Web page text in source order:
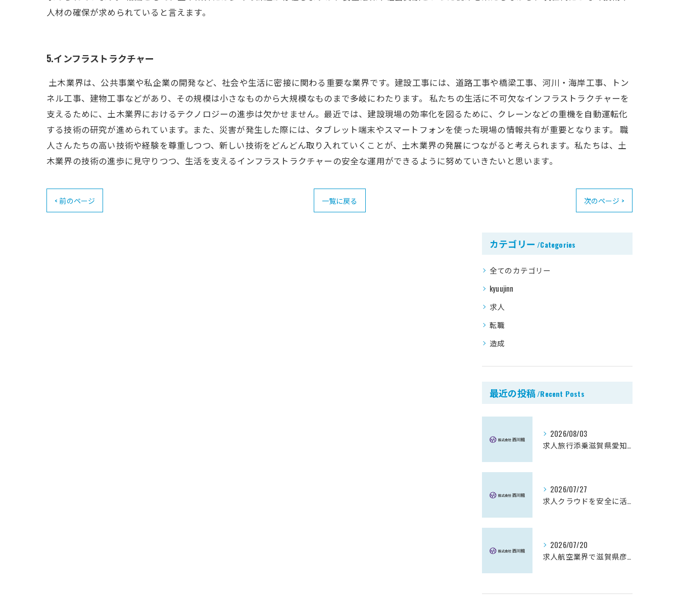
人材の確保が求められていると言えます。
5.インフラストラクチャー
土木業界は、公共事業や私企業の開発など、社会や生活に密接に関わる重要な業界です。建設工事には、道路工事や橋梁工事、河川・海岸工事、トン
ネル工事、建物工事などがあり、その規模は小さなものから大規模なものまで多岐にわたります。 私たちの生活に不可欠なインフラストラクチャーを
支えるために、土木業界におけるテクノロジーの進歩は欠かせません。最近では、建設現場の効率化を図るために、クレーンなどの重機を自動運転化
する技術の研究が進められています。また、災害が発生した際には、タブレット端末やスマートフォンを使った現場の情報共有が重要となります。 職
人さんたちの高い技術や経験を尊重しつつ、新しい技術をどんどん取り入れていくことが、土木業界の発展につながると考えられます。私たちは、土
木業界の技術の進歩に見守りつつ、生活を支えるインフラストラクチャーの安全な運用ができるように努めていきたいと思います。
< 前のページ 一覧に戻る 次のページ >
カテゴリー Categories
全てのカテゴリー
kyuujinn
求人
転職
造成
最近の投稿 Recent Posts
2026/08/03
求人旅行添乗滋賀県愛知郡愛荘町で見つける未経験から始める働き方ガイド
2026/07/27
求人クラウドを安全に活用し月5万円を目指す副業スタートガイド
2026/07/20
求人航空業界で滋賀県彦根市から始める安定キャリアと未経験歓迎の働き方ガイド